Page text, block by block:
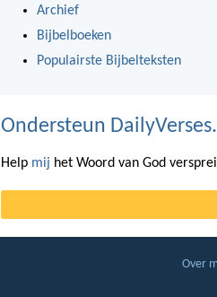
Archief
Bijbelboeken
Populairste Bijbelteksten
Ondersteun
Help mij het Woord van God
Over